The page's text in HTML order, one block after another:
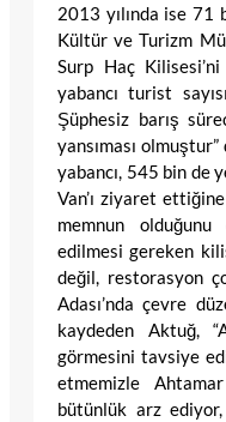
2013 yılında ise 71
Kültür ve Turizm
Surp Haç Kilisesi’ni
yabancı turist
Şüphesiz barış
yansıması
yabancı, 545 bin de
Van’ı ziyaret
memnun
edilmesi gereken
değil, restorasyon
Adası’nda çevre
kaydeden Aktuğ,
görmesini tavsiye
etmemizle
bütünlük arz